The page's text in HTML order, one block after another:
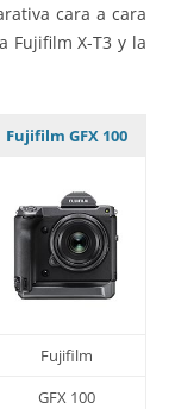
cara a cara
Fujifilm X-T3 y la
Fujifilm GFX 100
Fujifilm
GFX 100